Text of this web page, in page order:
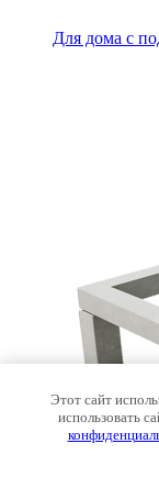
Для дома с
Этот сайт
использовать